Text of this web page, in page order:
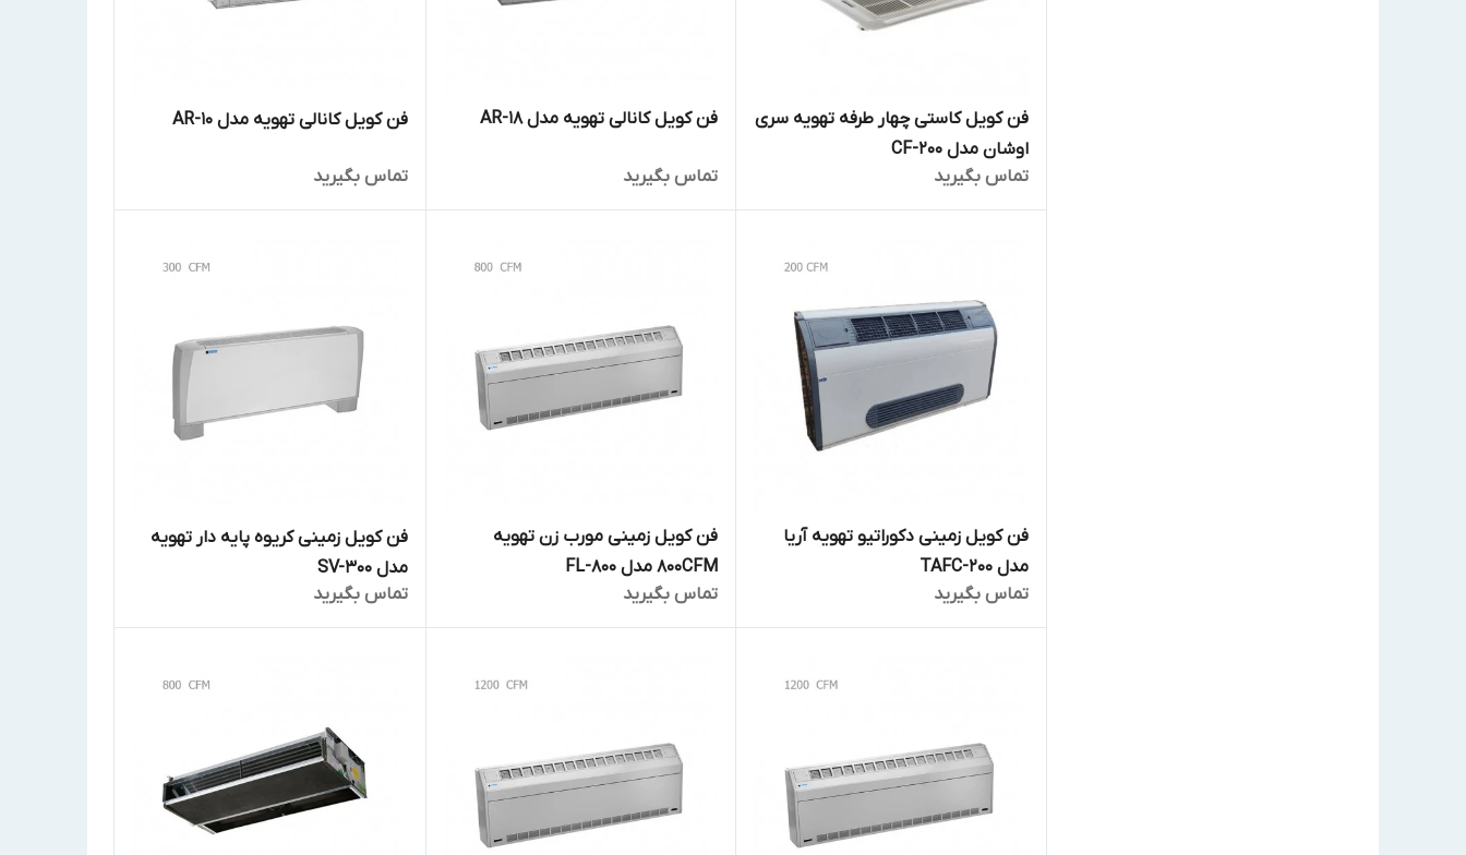
فن کویل کاستی چهار طرفه تهویه سری
اوشان مدل CF-200
تماس بگیرید
فن کویل کانالی تهویه مدل AR-18
تماس بگیرید
فن کویل کانالی تهویه مدل AR-10
تماس بگیرید
فن کویل زمینی دکوراتیو تهویه آریا
مدل TAFC-200
تماس بگیرید
فن کویل زمینی مورب زن تهویه
800CFM مدل FL-800
تماس بگیرید
فن کویل زمینی کریوه پایه دار تهویه
مدل SV-300
تماس بگیرید